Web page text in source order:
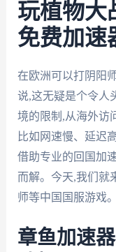
玩植物大
免费加速
在欧洲可以打阴阳
说,这无疑是个令人
境的限制,从海外访
比如网速慢、延迟
借助专业的回国加
而解。今天,我们就
师等中国国服游戏。
章鱼加速